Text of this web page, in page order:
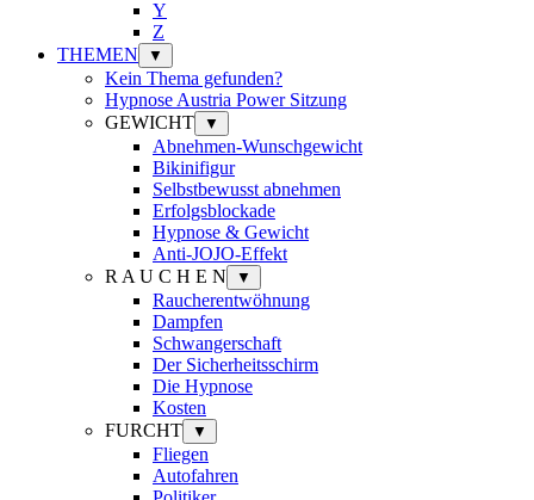
Y
Z
THEMEN
▼
Kein Thema gefunden?
Hypnose Austria Power Sitzung
GEWICHT
▼
Abnehmen-Wunschgewicht
Bikinifigur
Selbstbewusst abnehmen
Erfolgsblockade
Hypnose & Gewicht
Anti-JOJO-Effekt
R A U C H E N
▼
Raucherentwöhnung
Dampfen
Schwangerschaft
Der Sicherheitsschirm
Die Hypnose
Kosten
FURCHT
▼
Fliegen
Autofahren